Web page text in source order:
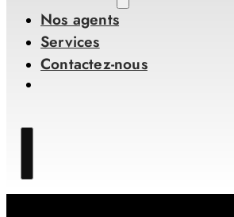
Nos agents
Services
Contactez-nous